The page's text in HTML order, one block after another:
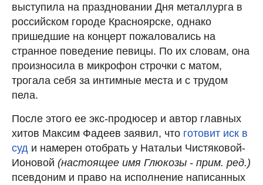
выступила на праздновании Дня металлурга в
российском городе Красноярске, однако
пришедшие на концерт пожаловались на
странное поведение певицы. По их словам, она
произносила в микрофон строчки с матом,
трогала себя за интимные места и с трудом
пела.
После этого ее экс-продюсер и автор главных
хитов Максим Фадеев заявил, что готовит иск в
суд и намерен отобрать у Натальи Чистяковой-
Ионовой (настоящее имя Глюкозы - прим. ред.)
псевдоним и право на исполнение написанных